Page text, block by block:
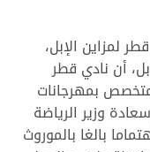
لمزاين الإبل،
أن نادي قطر
بمهرجانات
وزير الرياضة
2021، يولي اهتماما بالغا بالموروث